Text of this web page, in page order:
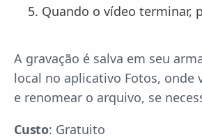
Quando o vídeo terminar,
A gravação é salva em seu
local no aplicativo Fotos, onde
e renomear o arquivo, se
Custo: Gratuito